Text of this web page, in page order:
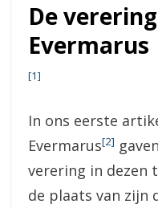
De
Evermarus
[1]
In ons eerste
Evermarus[2]
verering in dezen
de plaats van zijn